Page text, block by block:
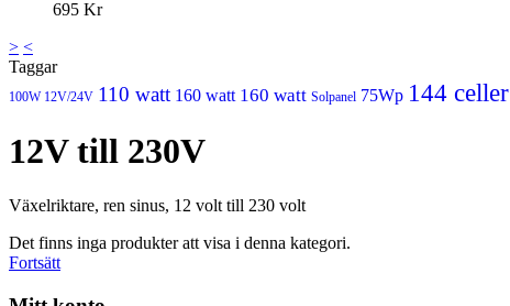
695 Kr
> <
Taggar
100W 12V/24V 110 watt 160 watt 160 watt Solpanel 75Wp 144 celler
12V till 230V
Växelriktare, ren sinus, 12 volt till 230 volt
Det finns inga produkter att visa i denna kategori.
Fortsätt